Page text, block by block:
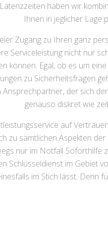
haben wir
Ihnen in jeglicher Lage
Zugang zu Ihren ganz
Serviceleistung nicht nur
können. Egal, ob es um
zu Sicherheitsfragen
der sich
genauso diskret wie
auf
zu sämtlichen Aspekten
nur im Notfall
Schlüsseldienst im
im Stich lässt.